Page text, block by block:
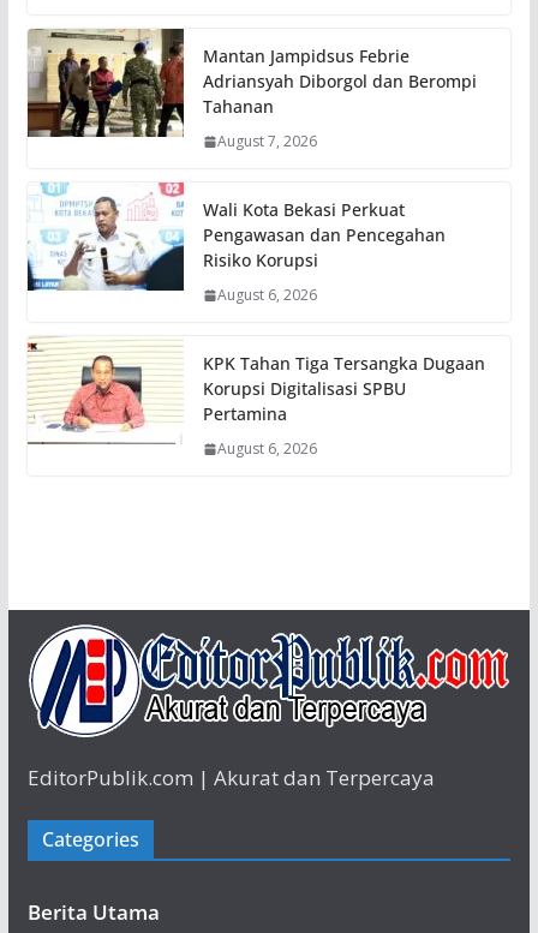
Mantan Jampidsus Febrie
Adriansyah Diborgol dan Berompi
Tahanan
August 7, 2026
Wali Kota Bekasi Perkuat
Pengawasan dan Pencegahan
Risiko Korupsi
August 6, 2026
KPK Tahan Tiga Tersangka Dugaan
Korupsi Digitalisasi SPBU
Pertamina
August 6, 2026
EditorPublik.com | Akurat dan Terpercaya
Categories
Berita Utama